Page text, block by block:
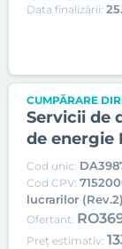
Data finalizării:
CUMPĂRARE
Servicii de
de energie
Cod unic:
Cod CPV:
lucrarilor (Rev.2)
Ofertant:
Preț estimativ: